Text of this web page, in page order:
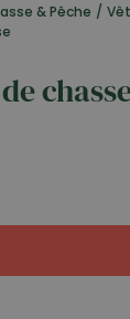
& Pêche /